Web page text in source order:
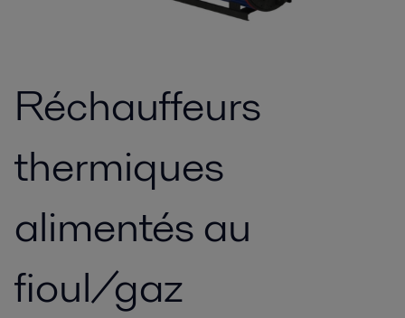
Réchauffeurs
thermiques
alimentés au
fioul/gaz